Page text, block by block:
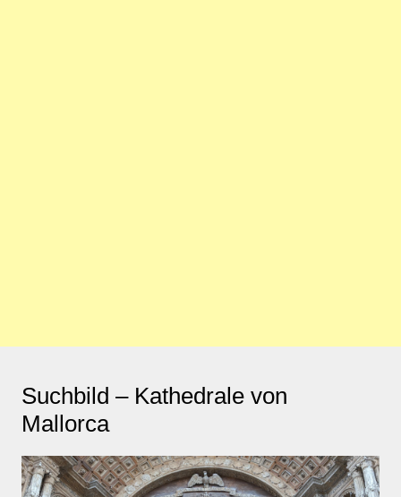
Suchbild – Kathedrale von
Mallorca